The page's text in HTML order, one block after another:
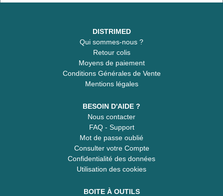
DISTRIMED
Qui sommes-nous ?
Retour colis
Moyens de paiement
Conditions Générales de Vente
Mentions légales
BESOIN D'AIDE ?
Nous contacter
FAQ - Support
Mot de passe oublié
Consulter votre Compte
Confidentialité des données
Utilisation des cookies
BOITE À OUTILS